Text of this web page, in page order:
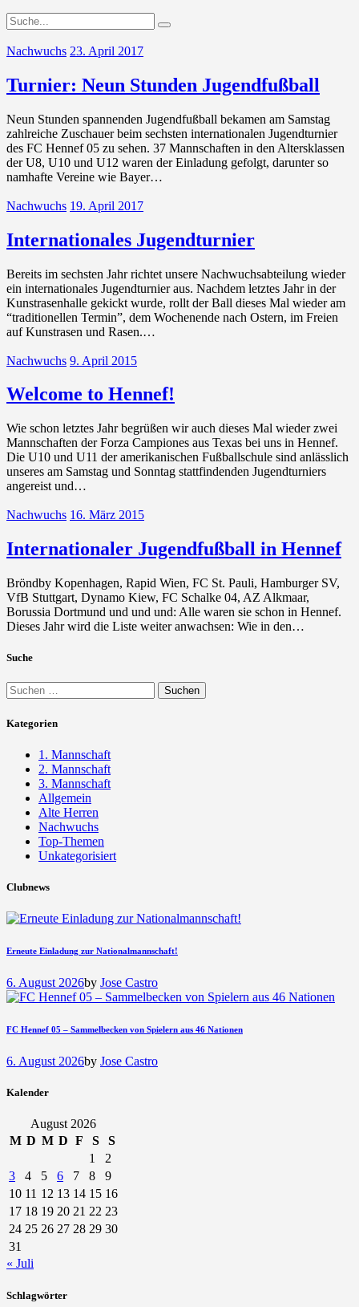
Nachwuchs 23. April 2017
Turnier: Neun Stunden Jugendfußball
Neun Stunden spannenden Jugendfußball bekamen am Samstag
zahlreiche Zuschauer beim sechsten internationalen Jugendturnier
des FC Hennef 05 zu sehen. 37 Mannschaften in den Altersklassen
der U8, U10 und U12 waren der Einladung gefolgt, darunter so
namhafte Vereine wie Bayer…
Nachwuchs 19. April 2017
Internationales Jugendturnier
Bereits im sechsten Jahr richtet unsere Nachwuchsabteilung wieder
ein internationales Jugendturnier aus. Nachdem letztes Jahr in der
Kunstrasenhalle gekickt wurde, rollt der Ball dieses Mal wieder am
“traditionellen Termin”, dem Wochenende nach Ostern, im Freien
auf Kunstrasen und Rasen.…
Nachwuchs 9. April 2015
Welcome to Hennef!
Wie schon letztes Jahr begrüßen wir auch dieses Mal wieder zwei
Mannschaften der Forza Campiones aus Texas bei uns in Hennef.
Die U10 und U11 der amerikanischen Fußballschule sind anlässlich
unseres am Samstag und Sonntag stattfindenden Jugendturniers
angereist und…
Nachwuchs 16. März 2015
Internationaler Jugendfußball in Hennef
Bröndby Kopenhagen, Rapid Wien, FC St. Pauli, Hamburger SV,
VfB Stuttgart, Dynamo Kiew, FC Schalke 04, AZ Alkmaar,
Borussia Dortmund und und und: Alle waren sie schon in Hennef.
Dieses Jahr wird die Liste weiter anwachsen: Wie in den…
Suche
Suchen
nach:
Kategorien
1. Mannschaft
2. Mannschaft
3. Mannschaft
Allgemein
Alte Herren
Nachwuchs
Top-Themen
Unkategorisiert
Clubnews
Erneute Einladung zur Nationalmannschaft!
6. August 2026by Jose Castro
FC Hennef 05 – Sammelbecken von Spielern aus 46 Nationen
6. August 2026by Jose Castro
Kalender
August 2026
M D M D F S
S
1
2
3
4 5 6 7 8
9
10 11 12 13 14 15 16
17 18 19 20 21 22 23
24 25 26 27 28 29 30
31
« Juli
Schlagwörter